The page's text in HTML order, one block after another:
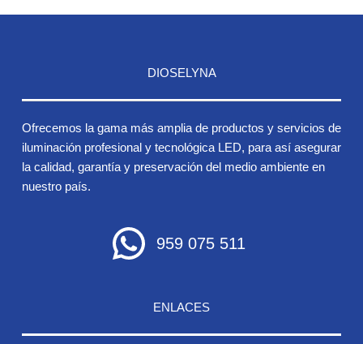
DIOSELYNA
Ofrecemos la gama más amplia de productos y servicios de
iluminación profesional y tecnológica LED, para así asegurar
la calidad, garantía y preservación del medio ambiente en
nuestro país.
959 075 511
ENLACES